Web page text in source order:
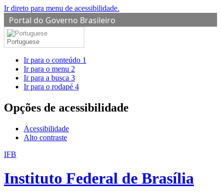
Ir direto para menu de acessibilidade.
Portal do Governo Brasileiro
Portuguese
Ir para o conteúdo 1
Ir para o menu 2
Ir para a busca 3
Ir para o rodapé 4
Opções de acessibilidade
Acessibilidade
Alto contraste
IFB
Instituto Federal de Brasília